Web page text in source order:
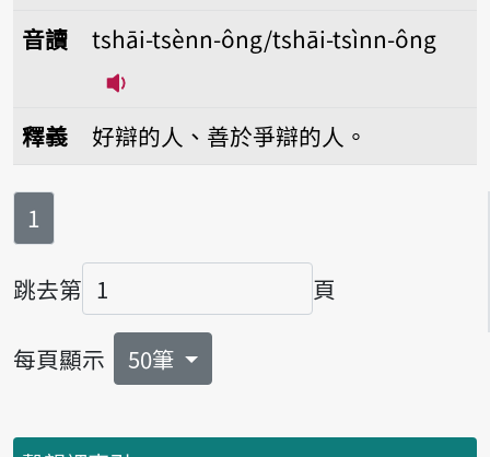
音讀
tshāi-tsènn-ông/tshāi-tsìnn-ông
釋義 好辯的人、善於爭辯的人。
第
1
跳去第
頁碼
頁
每頁顯示 50筆